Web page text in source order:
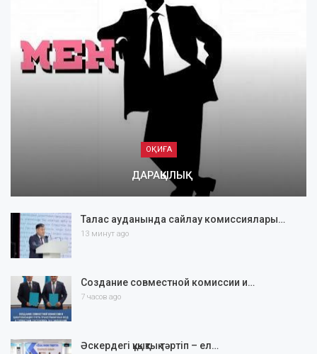
ОҚИҒА
ДАРАҚЫЛЫҚ
Талас ауданында сайлау комиссиялары…
13 минут ago
Создание совместной комиссии и…
7 часов ago
Әскердегі құқықтық тәртіп – ел…